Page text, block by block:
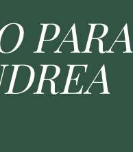
PARA